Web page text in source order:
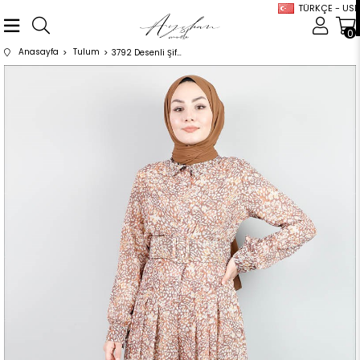
TÜRKÇE - USD
0
Anasayfa Tulum 3792 Desenli Şifon Kiremit Tulum